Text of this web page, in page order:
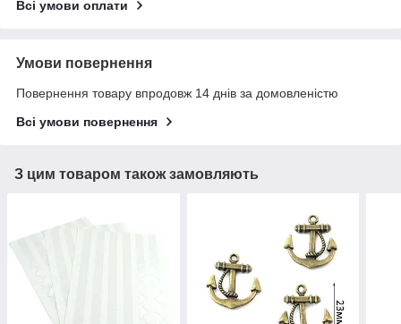
Всі умови оплати
Умови повернення
Повернення товару впродовж 14 днів за домовленістю
Всі умови повернення
З цим товаром також замовляють